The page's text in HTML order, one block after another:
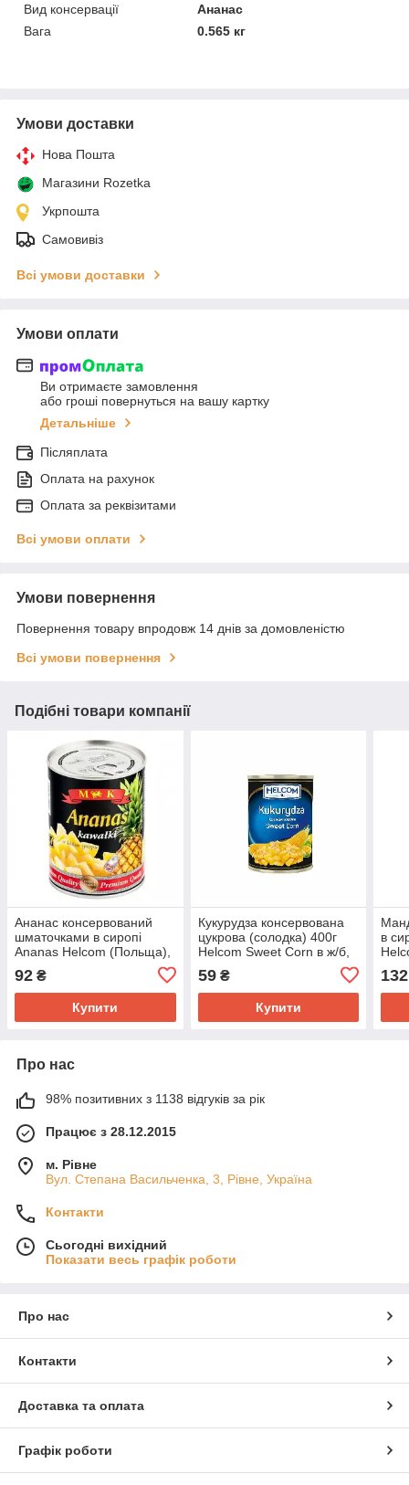
Вид консервації
Ананас
Вага
0.565 кг
Умови доставки
Нова Пошта
Магазини Rozetka
Укрпошта
Самовивіз
Всі умови доставки
Умови оплати
Ви отримаєте замовлення
або гроші повернуться на вашу картку
Детальніше
Післяплата
Оплата на рахунок
Оплата за реквізитами
Всі умови оплати
Умови повернення
Повернення товару впродовж 14 днів за домовленістю
Всі умови повернення
Подібні товари компанії
Ананас консервований
шматочками в сиропі
Ananas Helcom (Польща),
92 ₴
Купити
Кукурудза консервована
цукрова (солодка) 400г
Helcom Sweet Corn в ж/б,
59₴
Купити
в
132
Про нас
98% позитивних з 1138 відгуків за рік
Працює з 28.12.2015
м. Рівне
Вул. Степана Васильченка, 3, Рівне, Україна
Контакти
Сьогодні вихідний
Показати весь графік роботи
Про нас
Контакти
Доставка та оплата
Графік роботи